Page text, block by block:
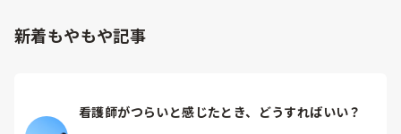
新着もやもや記事
看護師がつらいと感じたとき、どうすればいい？